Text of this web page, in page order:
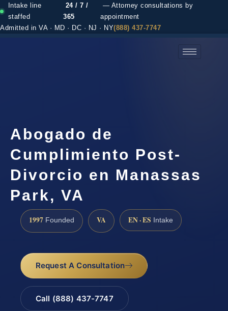
Intake line
staffed
24 / 7 /
365
— Attorney consultations by
appointment
Admitted in VA · MD · DC · NJ · NY(888) 437-7747
Abogado de
Cumplimiento Post-
Divorcio en Manassas
Park, VA
1997 Founded VA EN · ES Intake
Request A Consultation
Call (888) 437-7747